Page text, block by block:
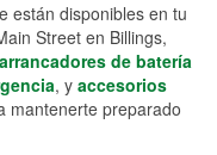
están disponibles en tu
Street en Billings,
arrancadores de batería
, y accesorios
mantenerte preparado